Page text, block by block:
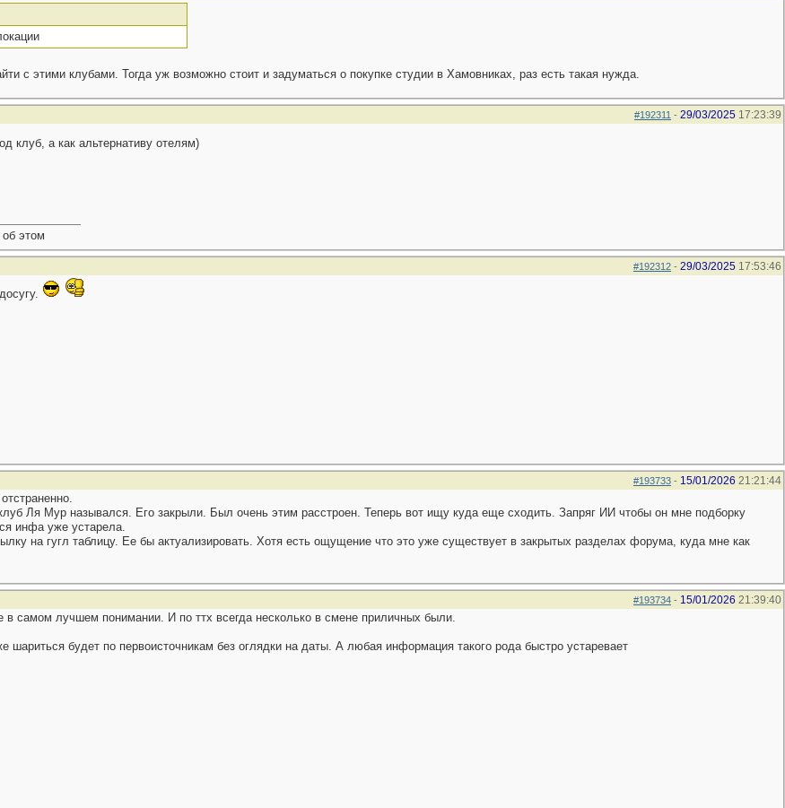
с этими клубами. Тогда уж возможно стоит и задуматься о покупке студии в Хамовниках, раз есть такая нужда.
#192311 - 29/03/2025 17:23:39
клуб, а как альтернативу отелям)
этом
#192312 - 29/03/2025 17:53:46
#193733 - 15/01/2026 21:21:44
Ля Мур назывался. Его закрыли. Был очень этим расстроен. Теперь вот ищу куда еще сходить. Запряг ИИ чтобы он мне подборку
инфа уже устарела.
на гугл таблицу. Ее бы актуализировать. Хотя есть ощущение что это уже существует в закрытых разделах форума, куда мне как
#193734 - 15/01/2026 21:39:40
самом лучшем понимании. И по ттх всегда несколько в смене приличных были.
будет по первоисточникам без оглядки на даты. А любая информация такого рода быстро устаревает